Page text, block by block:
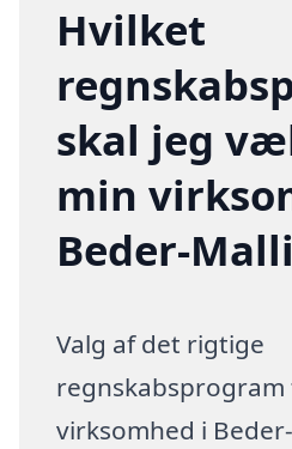
Hvilket
skal jeg
min
Beder-
Valg af det rigtige
regnskabsprogram
virksomhed i